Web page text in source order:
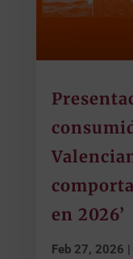
en 2026’
Feb 27, 2026 |